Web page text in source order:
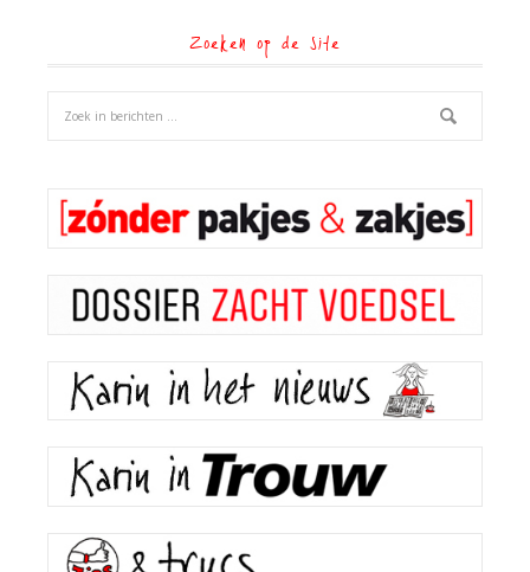
Zoeken op de site